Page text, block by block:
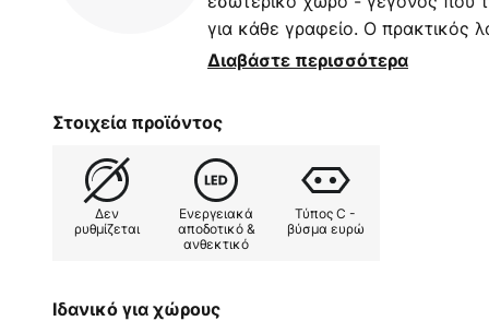
για κάθε γραφείο. Ο πρακτικός
καταλήγει σε μια φαρδιά και
Χάρη στη μεγάλη κεφαλή του
με τον υπόλοιπο σχεδιασμό, ο
επαρκές φως ημέρας.
Διαβάστε περισσότερα
Στοιχεία προϊόντος
Δεν
ρυθμίζεται
Ενεργειακά
αποδοτικό &
ανθεκτικό
Τύπος C -
βύσμα ευρώ
Ιδανικό για χώρους